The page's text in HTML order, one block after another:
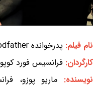
نام فیلم: پدرخوانده The Godfather
کارگردان: فرانسیس فورد
نویسنده: ماریو پوزو،